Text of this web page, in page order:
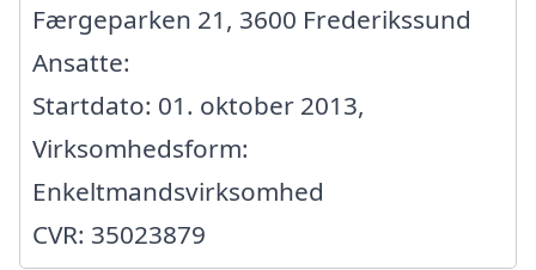
Færgeparken 21, 3600 Frederikssund
Ansatte:
Startdato: 01. oktober 2013,
Virksomhedsform:
Enkeltmandsvirksomhed
CVR: 35023879